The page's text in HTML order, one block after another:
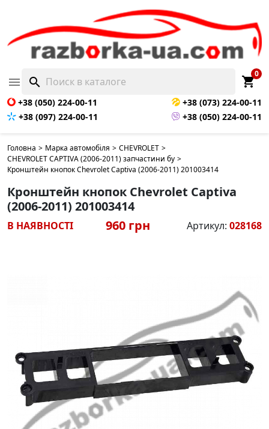
 search shopping_cart
0
+38 (050) 224-00-11
+38 (073) 224-00-11
+38 (097) 224-00-11
+38 (050) 224-00-11
Головна > Марка автомобіля > CHEVROLET >
CHEVROLET CAPTIVA (2006-2011) запчастини бу >
Кронштейн кнопок Chevrolet Captiva (2006-2011) 201003414
Кронштейн кнопок Chevrolet Captiva
(2006-2011) 201003414
В НАЯВНОСТІ 960 грн Артикул: 028168